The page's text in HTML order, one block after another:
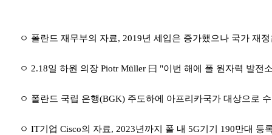
ㅇ 폴란드 재무부의 자료, 2019년 세입은 증가했으나 국가 재
ㅇ 2.18일 하원 의장 Piotr Müller 曰 "이번 해에 폴 원자력 발전
ㅇ 폴란드 국립 은행(BGK) 주도하에 아프리카국가 대상으로
ㅇ IT기업 Cisco의 자료, 2023년까지 폴 내 5G기기 190만대 등